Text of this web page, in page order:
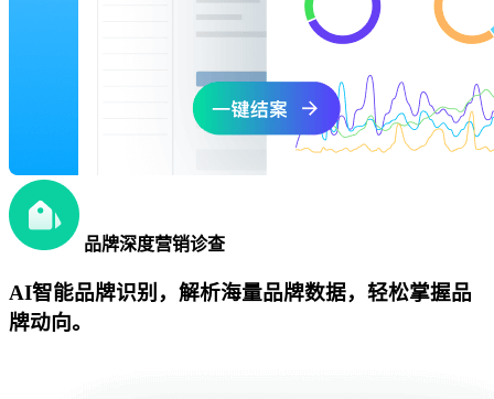
品牌深度营销诊查
AI智能品牌识别，解析海量品牌数据，轻松掌握品
牌动向。